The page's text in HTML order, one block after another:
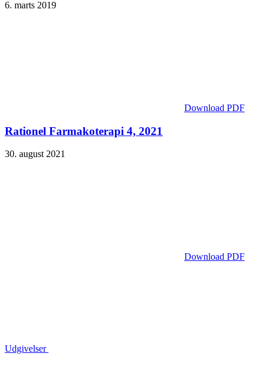
6. marts 2019
Download PDF
Rationel Farmakoterapi 4, 2021
30. august 2021
Download PDF
Udgivelser